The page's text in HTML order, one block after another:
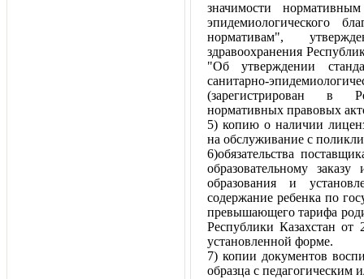
значимости
эпидемиологического
нормативам",
здравоохранения
"Об утверждении
санитарно-
(зарегистрирован в
нормативных правовых
5) копию о наличии
на обслуживание с
6)обязательства
образовательному
образования и
содержание ребенка по
превышающего тарифа
Республики Казахстан
установленной форме.
7) копии документов
образца с педагогическим